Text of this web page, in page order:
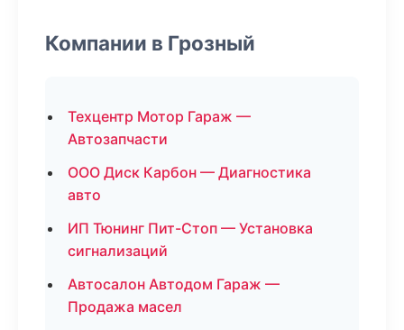
Компании в Грозный
Техцентр Мотор Гараж —
Автозапчасти
ООО Диск Карбон — Диагностика
авто
ИП Тюнинг Пит-Стоп — Установка
сигнализаций
Автосалон Автодом Гараж —
Продажа масел